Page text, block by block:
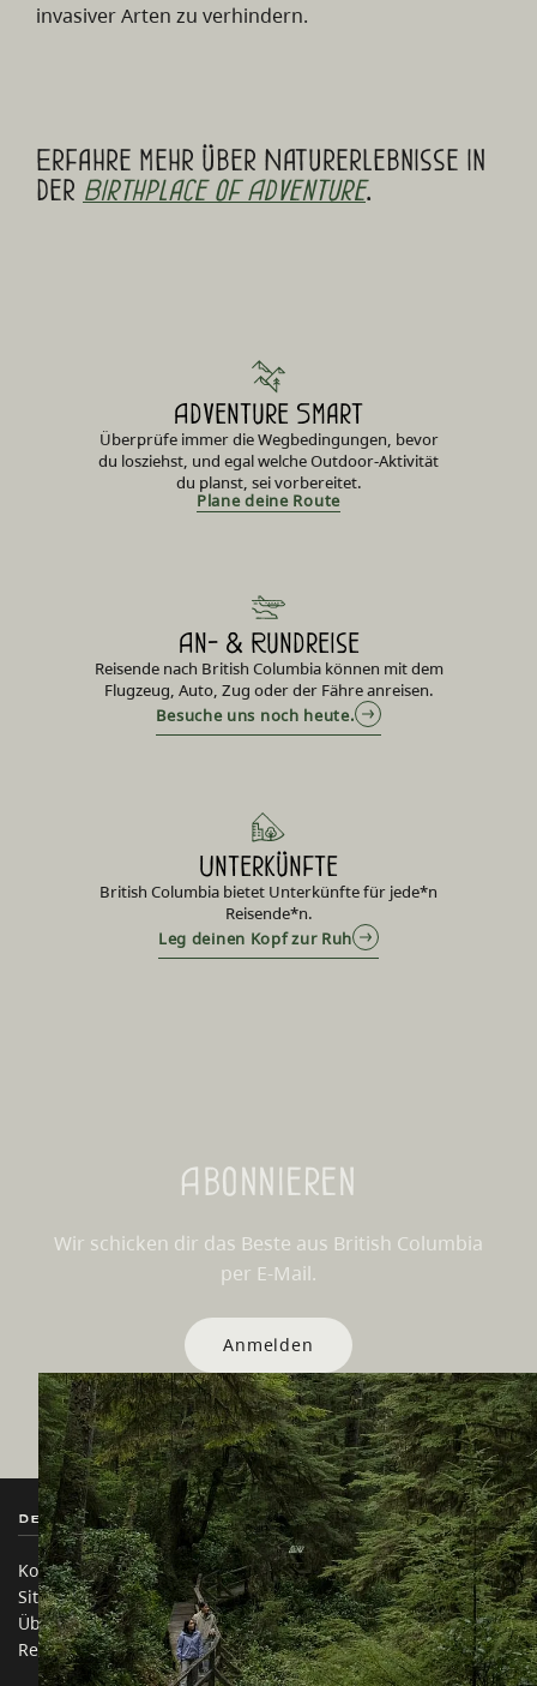
invasiver Arten zu verhindern.
Erfahre mehr über Naturerlebnisse in
der Birthplace of Adventure.
Adventure Smart
Überprüfe immer die Wegbedingungen, bevor
du losziehst, und egal welche Outdoor-Aktivität
du planst, sei vorbereitet.
Plane deine Route
An‑ & Rundreise
Reisende nach British Columbia können mit dem
Flugzeug, Auto, Zug oder der Fähre anreisen.
Besuche uns noch heute.
Unterkünfte
British Columbia bietet Unterkünfte für jede*n
Reisende*n.
Leg deinen Kopf zur Ruh
Abonnieren
Wir schicken dir das Beste aus British Columbia
per E-Mail.
Anmelden
Destination BC
Kontakt
Sitemap
Über uns
Rechtliches & Richtlinien
Unsere Websites
Reisebranche
Medien
Unternehmen
简体中文 – China